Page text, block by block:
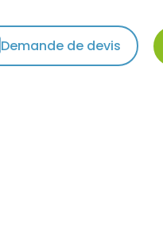
Demande de devis